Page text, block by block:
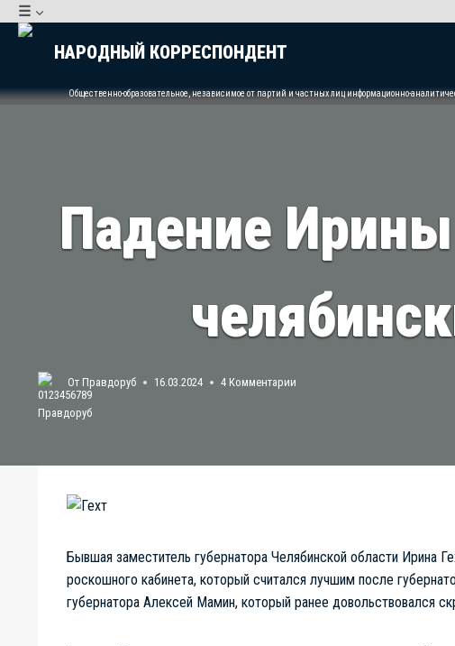
Перейти
содержимому
☰
НАРОДНЫЙ КОРРЕСПОНДЕНТ
Общественно-образовательное, независимое от партий и частных лиц информационно-
Падение Ирины
От Правдоруб 16.03.2024 4 Комментарии
Бывшая заместитель губернатора Челябинской области Ирина
роскошного кабинета, который считался лучшим после
губернатора Алексей Мамин, который ранее довольствовался